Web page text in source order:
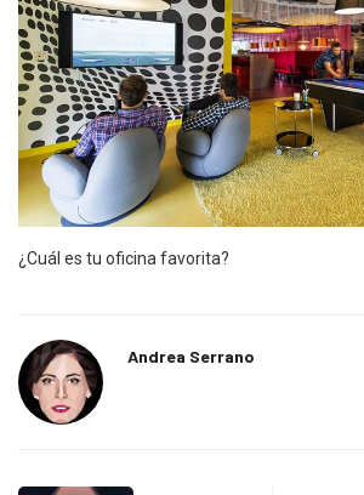
¿Cuál es tu oficina favorita?
Andrea Serrano